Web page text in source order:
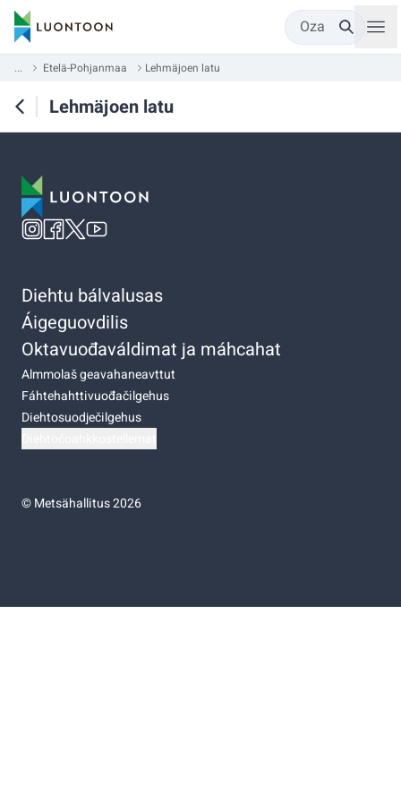
Oza
... Etelä-Pohjanmaa Lehmäjoen latu
Lehmäjoen latu
Diehtu bálvalusas
Áigeguovdilis
Oktavuođaváldimat ja máhcahat
Almmolaš geavahaneavttut
Fáhtehahttivuođačilgehus
Diehtosuodječilgehus
©Metsähallitus 2026